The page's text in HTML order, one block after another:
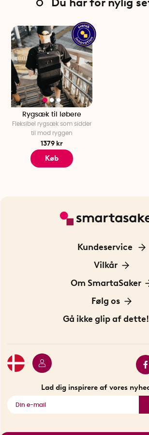
Du har for nylig
Rygsæk til løbere
Fleksibel rygsæk som sidder
til mod ryggen
1379 kr
Køb
Kundeservice
Kontakt os
Vilkår
Information om
Privatlivspolitik
Om SmartaSaker
Om os
Vores historie
Følg os
Opfindere
Gå ikke glip af dette!
Se alle smarte
Lad dig inspirere af vores